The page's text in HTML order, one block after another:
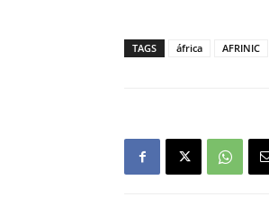
TAGS áfrica AFRINIC